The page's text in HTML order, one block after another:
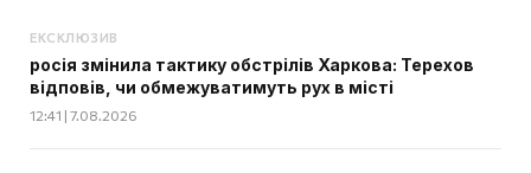
ЕКСКЛЮЗИВ
росія змінила тактику обстрілів Харкова: Терехов
відповів, чи обмежуватимуть рух в місті
12:41 | 7.08.2026